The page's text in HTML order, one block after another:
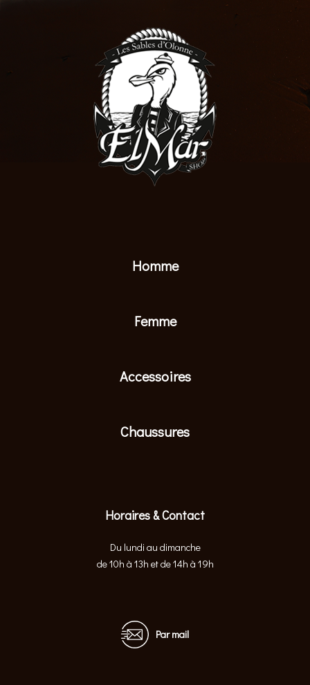
Homme
Femme
Accessoires
Chaussures
Horaires & Contact
Du lundi au dimanche
de 10h à 13h et de 14h à 19h
Par mail